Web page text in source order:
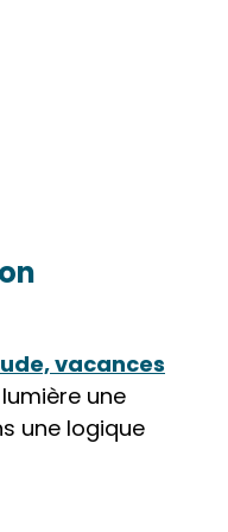
vacances
une
une logique